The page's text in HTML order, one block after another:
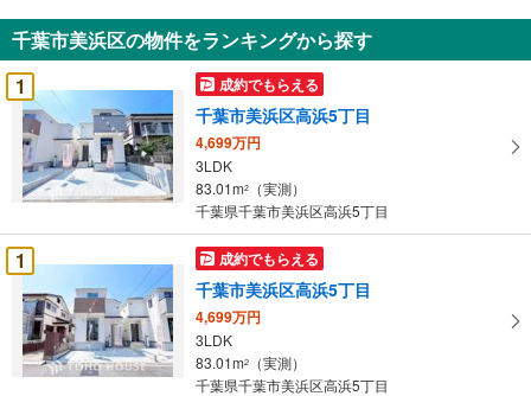
知
を
受
け
取
る
・
条
件
を
マ
イ
ペ
ー
千葉市美浜区の物件をランキングから探す
1
成約でもらえる
千葉市美浜区高浜5丁目
4,699万円
3LDK
83.01m2
（実測）
千葉県千葉市美浜区高浜5丁目
1 成約でもらえる
千葉市美浜区高浜5丁目
4,699万円
3LDK
83.01m2
（実測）
千葉県千葉市美浜区高浜5丁目